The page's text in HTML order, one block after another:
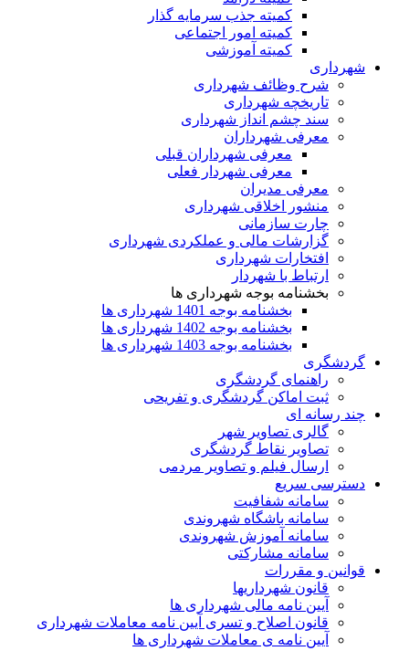
کمیته جذب سرمایه گذار
کمیته امور اجتماعی
کمیته آموزشی
شهرداری
شرح وظائف شهرداری
تاریخچه شهرداری
سند چشم انداز شهرداری
معرفی شهرداران
معرفی شهرداران قبلی
معرفی شهردار فعلی
معرفی مدیران
منشور اخلاقی شهرداری
چارت سازمانی
گزارشات مالی و عملکردی شهرداری
افتخارات شهرداری
ارتباط با شهردار
بخشنامه بوجه شهرداری ها
بخشنامه بوجه 1401 شهرداری ها
بخشنامه بوجه 1402 شهرداری ها
بخشنامه بوجه 1403 شهرداری ها
گردشگری
راهنمای گردشگری
ثبت اماکن گردشگری و تفریحی
چند رسانه ای
گالری تصاویر شهر
تصاویر نقاط گردشگری
ارسال فیلم و تصاویر مردمی
دسترسی سریع
سامانه شفافیت
سامانه باشگاه شهروندی
سامانه آموزش شهروندی
سامانه مشارکتی
قوانین و مقررات
قانون شهرداریها
آیین نامه مالی شهرداری ها
قانون اصلاح و تسری آیین نامه معاملات شهرداری
آیین نامه ی معاملات شهرداری ها